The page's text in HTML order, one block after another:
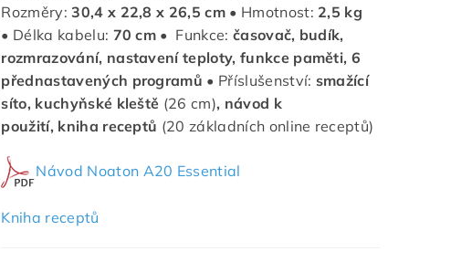
Rozměry:30,4 x 22,8 x 26,5 cm • Hmotnost: 2,5 kg
• Délka kabelu: 70 cm • Funkce: časovač, budík,
rozmrazování, nastavení teploty, funkce paměti, 6
přednastavených programů • Příslušenství: smažící
síto, kuchyňské kleště (26 cm), návod k
použití, kniha receptů (20 základních online receptů)
Návod Noaton A20 Essential
Kniha receptů